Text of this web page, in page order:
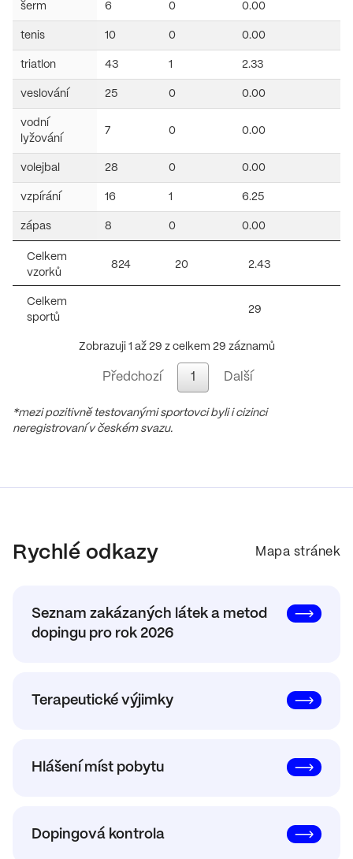
šerm 6 0 0.00
tenis 10 0 0.00
triatlon 43 1 2.33
veslování 25 0 0.00
vodní
lyžování
7 0 0.00
volejbal 28 0 0.00
vzpírání 16 1 6.25
zápas 8 0 0.00
Celkem
vzorků
824 20 2.43
Celkem
sportů
29
Zobrazuji 1 až 29 z celkem 29 záznamů
Předchozí 1 Další
*mezi pozitivně testovanými sportovci byli i cizinci
neregistrovaní v českém svazu.
Rychlé odkazy Mapa stránek
Seznam zakázaných látek a metod
dopingu pro rok 2026
Terapeutické výjimky
Hlášení míst pobytu
Dopingová kontrola